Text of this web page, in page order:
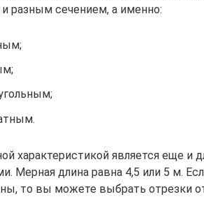
разным сечением, а именно:
характеристикой является еще
Мерная длина равна 4,5 или 5 м.
то вы можете выбрать отрезки